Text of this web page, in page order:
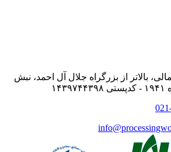
بالاتر از بزرگراه جلال آل احمد، نبش